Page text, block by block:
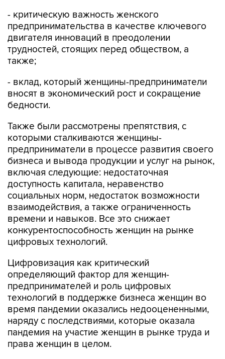
- критическую важность женского
предпринимательства в качестве ключевого
двигателя инноваций в преодолении
трудностей, стоящих перед обществом, а
также;
- вклад, который женщины-предприниматели
вносят в экономический рост и сокращение
бедности.
Также были рассмотрены препятствия, с
которыми сталкиваются женщины-
предприниматели в процессе развития своего
бизнеса и вывода продукции и услуг на рынок,
включая следующие: недостаточная
доступность капитала, неравенство
социальных норм, недостаток возможности
взаимодействия, а также ограниченность
времени и навыков. Все это снижает
конкурентоспособность женщин на рынке
цифровых технологий.
Цифровизация как критический
определяющий фактор для женщин-
предпринимателей и роль цифровых
технологий в поддержке бизнеса женщин во
время пандемии оказались недооцененными,
наряду с последствиями, которые оказала
пандемия на участие женщин в рынке труда и
права женщин в целом.